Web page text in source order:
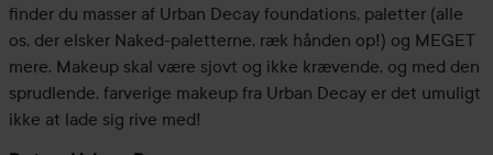
finder du masser af Urban Decay foundations, paletter (alle
os, der elsker Naked-paletterne, ræk hånden op!) og MEGET
mere. Makeup skal være sjovt og ikke krævende, og med den
sprudlende, farverige makeup fra Urban Decay er det umuligt
ikke at lade sig rive med!